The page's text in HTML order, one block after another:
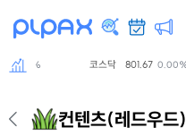
0.00% 코스닥 801.67 0.00%
컨텐츠(레드우드)